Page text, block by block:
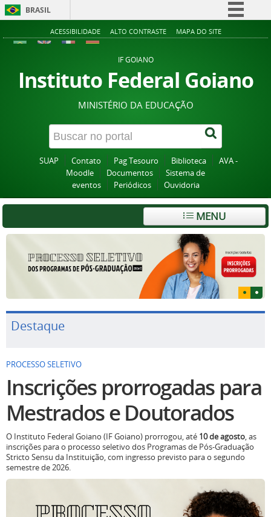
BRASIL
Simplifique!
Acesso à informação
Legislação
Canais
ACESSIBILIDADE ALTO CONTRASTE MAPA DO SITE
IF GOIANO
Instituto Federal Goiano
MINISTÉRIO DA EDUCAÇÃO
SUAP Contato Pag Tesouro Biblioteca
AVA -
Moodle
Documentos
Sistema de
eventos
Periódicos Ouvidoria
MENU
Destaque
PROCESSO SELETIVO
Inscrições prorrogadas para
Mestrados e Doutorados
O Instituto Federal Goiano (IF Goiano) prorrogou, até 10 de agosto, as
inscrições para o processo seletivo dos Programas de Pós-Graduação
Stricto Sensu da Instituição, com ingresso previsto para o segundo
semestre de 2026.